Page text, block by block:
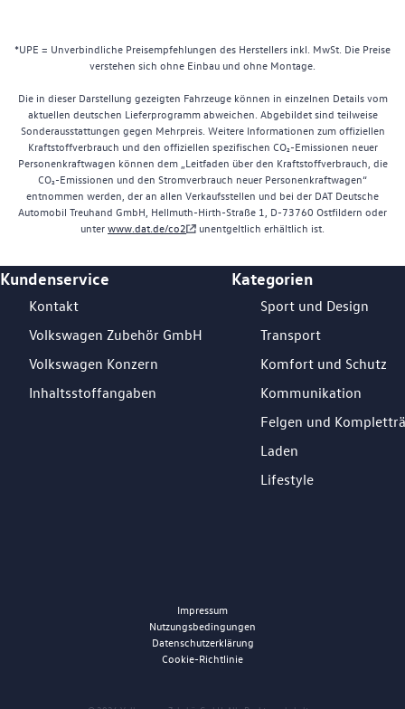
*UPE = Unverbindliche Preisempfehlungen des Herstellers inkl. MwSt. Die Preise
verstehen sich ohne Einbau und ohne Montage.
Die in dieser Darstellung gezeigten Fahrzeuge können in einzelnen Details vom
aktuellen deutschen Lieferprogramm abweichen. Abgebildet sind teilweise
Sonderausstattungen gegen Mehrpreis. Weitere Informationen zum offiziellen
Kraftstoffverbrauch und den offiziellen spezifischen CO₂-Emissionen neuer
Personenkraftwagen können dem „Leitfaden über den Kraftstoffverbrauch, die
CO₂-Emissionen und den Stromverbrauch neuer Personenkraftwagen“
entnommen werden, der an allen Verkaufsstellen und bei der DAT Deutsche
Automobil Treuhand GmbH, Hellmuth-Hirth-Straße 1, D-73760 Ostfildern oder
unterwww.dat.de/co2 unentgeltlich erhältlich ist.
Footer Teaser
Kundenservice
Kontakt
Volkswagen Zubehör GmbH
Volkswagen Konzern
Inhaltsstoffangaben
Kategorien
Sport und Design
Transport
Komfort und Schutz
Kommunikation
Felgen und
Laden
Lifestyle
Impressum
Nutzungsbedingungen
Datenschutzerklärung
Cookie-Richtlinie